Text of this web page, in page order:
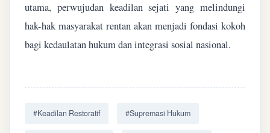
utama, perwujudan keadilan sejati yang melindungi
hak-hak masyarakat rentan akan menjadi fondasi kokoh
bagi kedaulatan hukum dan integrasi sosial nasional.
#Keadilan Restoratif #Supremasi Hukum